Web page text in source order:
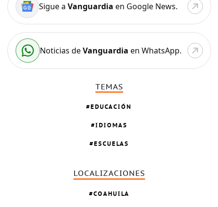
Sigue a Vanguardia en Google News.
Noticias deVanguardia en WhatsApp.
TEMAS
EDUCACIÓN
IDIOMAS
ESCUELAS
LOCALIZACIONES
COAHUILA